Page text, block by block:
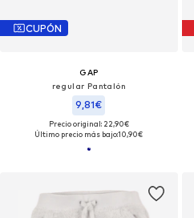
CUPÓN
GAP
regular Pantalón
9,81€
Precio original: 22,90€
Último precio más bajo:10,90€